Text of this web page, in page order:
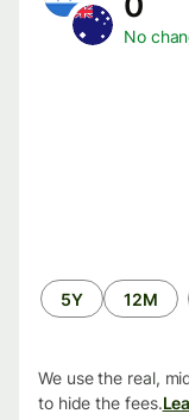
No
12M
5Y
We use the real,
to hide the fees.